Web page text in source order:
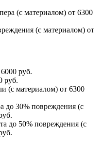
(с материалом) от 6300
(с материалом) от
руб.
руб.
(с материалом) от 6300
до 30% повреждения (с
до 50% повреждения (с